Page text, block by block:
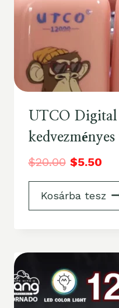
UTCO Digital
kedvezményes
$20.00 $5.50
Kosárba tesz